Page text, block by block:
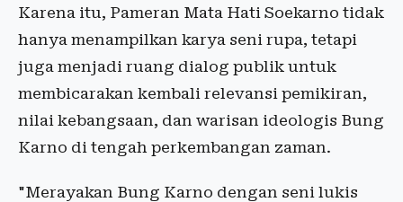
Karena itu, Pameran Mata Hati Soekarno tidak
hanya menampilkan karya seni rupa, tetapi
juga menjadi ruang dialog publik untuk
membicarakan kembali relevansi pemikiran,
nilai kebangsaan, dan warisan ideologis Bung
Karno di tengah perkembangan zaman.
"Merayakan Bung Karno dengan seni lukis